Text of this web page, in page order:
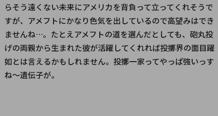
らそう遠くない未来にアメリカを背負って立ってくれそうで
すが、アメフトにかなり色気を出しているので高望みはでき
ませんね…。たとえアメフトの道を選んだとしても、砲丸投
げの両親から生まれた彼が活躍してくれれば投擲界の面目躍
如とは言えるかもしれません。投擲一家ってやっぱ強いっす
ね～遺伝子が。